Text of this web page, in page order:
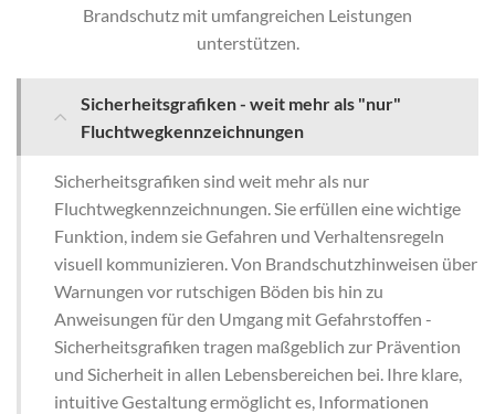
Brandschutz mit umfangreichen Leistungen
unterstützen.
Sicherheitsgrafiken - weit mehr als "nur"
Fluchtwegkennzeichnungen
Sicherheitsgrafiken sind weit mehr als nur
Fluchtwegkennzeichnungen. Sie erfüllen eine wichtige
Funktion, indem sie Gefahren und Verhaltensregeln
visuell kommunizieren. Von Brandschutzhinweisen über
Warnungen vor rutschigen Böden bis hin zu
Anweisungen für den Umgang mit Gefahrstoffen -
Sicherheitsgrafiken tragen maßgeblich zur Prävention
und Sicherheit in allen Lebensbereichen bei. Ihre klare,
intuitive Gestaltung ermöglicht es, Informationen